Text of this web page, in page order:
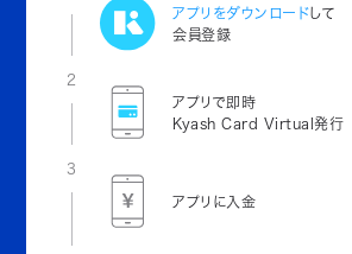
アプリをダウンロードして
会員登録
2
アプリで即時
Kyash Card Virtual発行
3
アプリに入金